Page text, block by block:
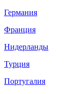
Германия
Франция
Нидерланды
Турция
Португалия